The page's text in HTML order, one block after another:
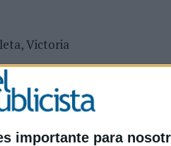
importante para
Victoria